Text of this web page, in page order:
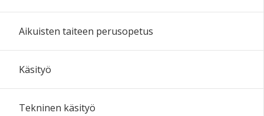
Aikuisten taiteen perusopetus
Käsityö
Tekninen käsityö